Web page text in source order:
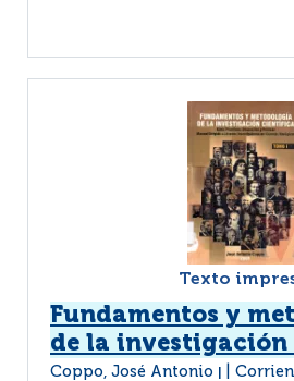
Texto
Fundamentos y
de la
Coppo, José Antonio